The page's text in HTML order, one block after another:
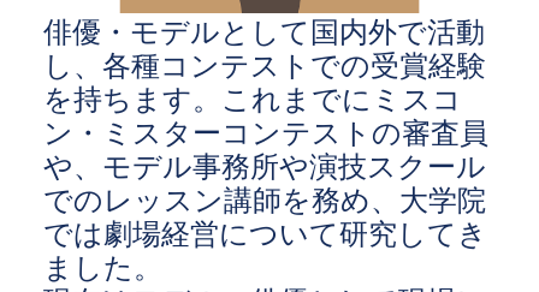
俳優・モデルとして国内外で活動
し、各種コンテストでの受賞経験
を持ちます。これまでにミスコ
ン・ミスターコンテストの審査員
や、モデル事務所や演技スクール
でのレッスン講師を務め、大学院
では劇場経営について研究してき
ました。